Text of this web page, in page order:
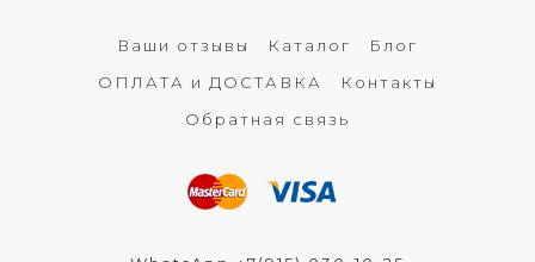
Ваши отзывы Каталог
Блог
ОПЛАТА и ДОСТАВКА
Контакты
Обратная связь